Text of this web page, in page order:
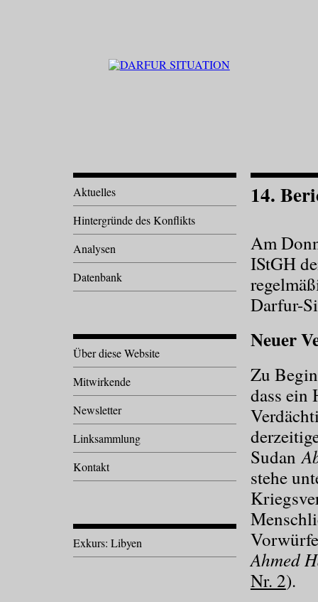
14.
Am
IStGH
Darfur-
Neuer
Zu
dass ein
Sudan
stehe
Ahmed
Nr. 2).
Aktuelles
Hintergründe des Konflikts
Analysen
Datenbank
Über diese Website
Mitwirkende
Newsletter
Linksammlung
Kontakt
Exkurs: Libyen